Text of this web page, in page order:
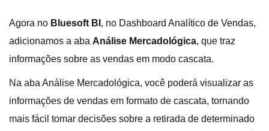
Agora no Bluesoft BI , no Dashboard Analítico de Vendas,
adicionamos a aba Análise Mercadológica, que traz
informações sobre as vendas em modo cascata.
Na aba Análise Mercadológica, você poderá visualizar as
informações de vendas em formato de cascata, tornando
mais fácil tomar decisões sobre a retirada de determinado